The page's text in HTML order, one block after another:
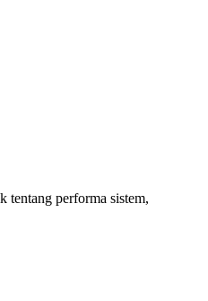
tentang performa sistem,